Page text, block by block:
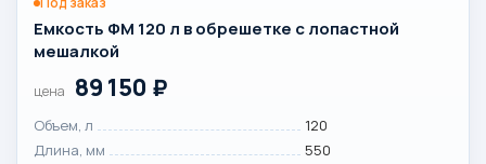
Емкость ФМ 120 л в обрешетке с лопастной
мешалкой
цена 89 150 ₽
Объем, л
120
Длина, мм
550